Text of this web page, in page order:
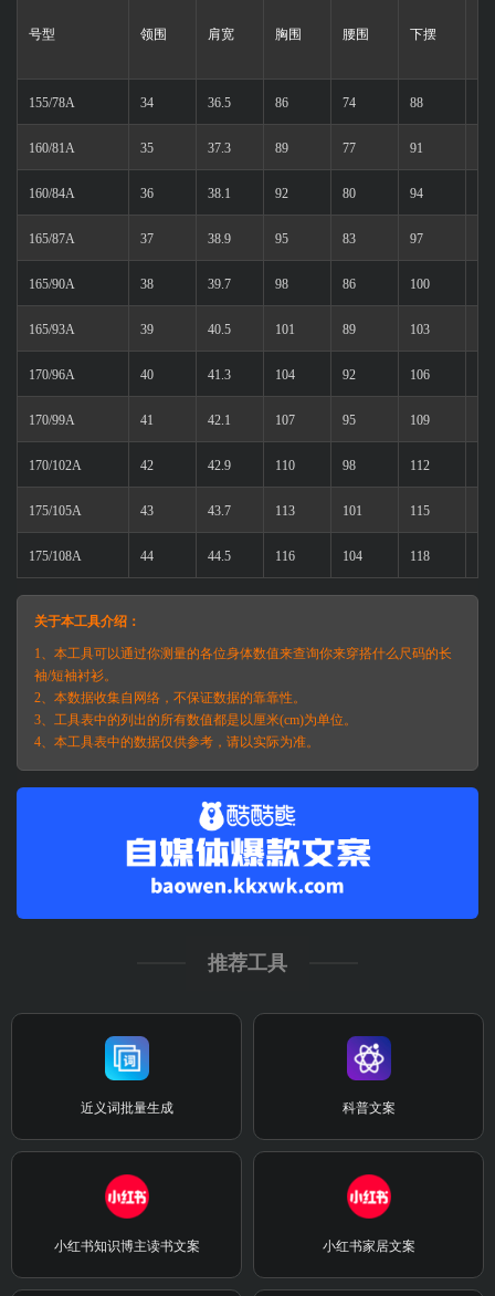
号型 领围 肩宽 胸围 腰围 下摆
155/78A 34 36.5 86 74 88
160/81A 35 37.3 89 77 91
160/84A 36 38.1 92 80 94
165/87A 37 38.9 95 83 97
165/90A 38 39.7 98 86 100
165/93A 39 40.5 101 89 103
170/96A 40 41.3 104 92 106
170/99A 41 42.1 107 95 109
170/102A 42 42.9 110 98 112
175/105A 43 43.7 113 101 115
175/108A 44 44.5 116 104 118
关于本工具介绍：
1、本工具可以通过你测量的各位身体数值来查询你来穿搭什么尺码的长
袖/短袖衬衫。
2、本数据收集自网络，不保证数据的靠靠性。
3、工具表中的列出的所有数值都是以厘米(cm)为单位。
4、本工具表中的数据仅供参考，请以实际为准。
推荐工具
近义词批量生成 科普文案
小红书知识博主读书文案 小红书家居文案